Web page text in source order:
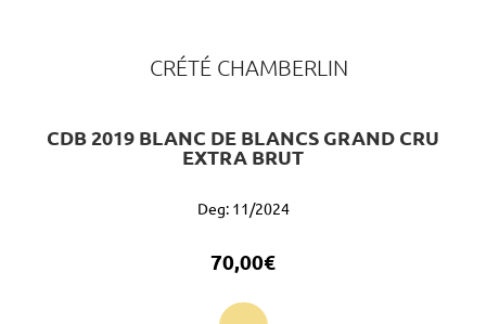
CRÉTÉ CHAMBERLIN
CDB 2019 BLANC DE BLANCS GRAND CRU
EXTRA BRUT
Deg: 11/2024
70,00€